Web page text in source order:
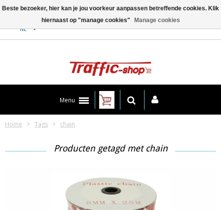
NL
Menu
Home Tags chain
Producten getagd met chain
Beste bezoeker, hier kan je jou voorkeur aanpassen betreffende cookies. Klik
hiernaast op "manage cookies"
Manage cookies